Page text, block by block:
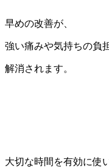
早めの改善が、
強い痛みや気持ちの負
解消されます。
大切な時間を有効に使